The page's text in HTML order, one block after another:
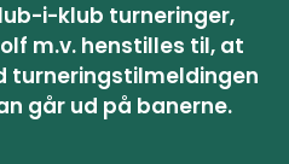
i-klub turneringer,
m.v. henstilles til, at
turneringstilmeldingen
går ud på banerne.